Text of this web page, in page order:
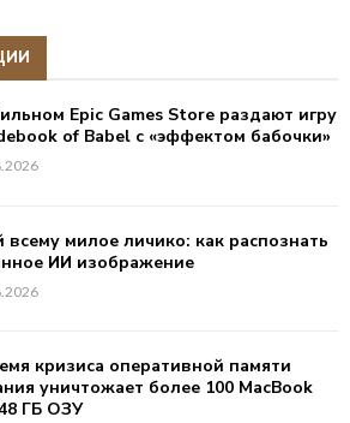
Epic Games Store раздают игру
of Babel с «эффектом бабочки»
всему милое личико: как распознать
ИИ изображение
кризиса оперативной памяти
уничтожает более 100 MacBook
ГБ ОЗУ